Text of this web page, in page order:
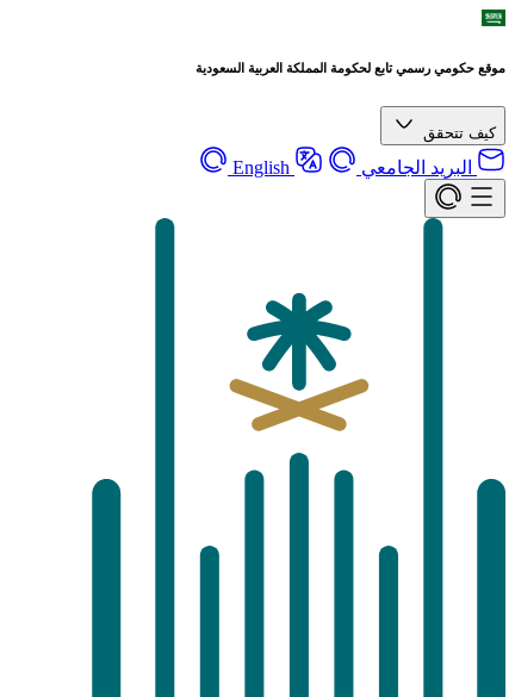
موقع حكومي رسمي تابع لحكومة المملكة العربية السعودية
كيف تتحقق
البريد الجامعي English